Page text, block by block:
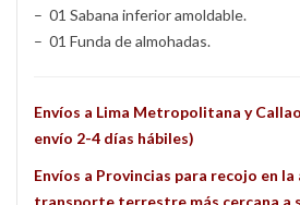
– 01 Sabana inferior amoldable.
– 01 Funda de almohadas.
Envíos a Lima Metropolitana y
envío 2-4 días hábiles)
Envíos a Provincias para recojo en la
transporte terrestre más cercana a